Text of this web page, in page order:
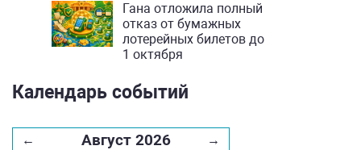
Гана отложила полный
отказ от бумажных
лотерейных билетов до
1 октября
Календарь событий
← Август 2026 →